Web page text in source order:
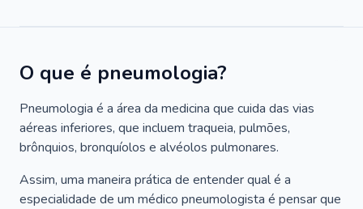
O que é pneumologia?
Pneumologia é a área da medicina que cuida das vias
aéreas inferiores, que incluem traqueia, pulmões,
brônquios, bronquíolos e alvéolos pulmonares.
Assim, uma maneira prática de entender qual é a
especialidade de um médico pneumologista é pensar que